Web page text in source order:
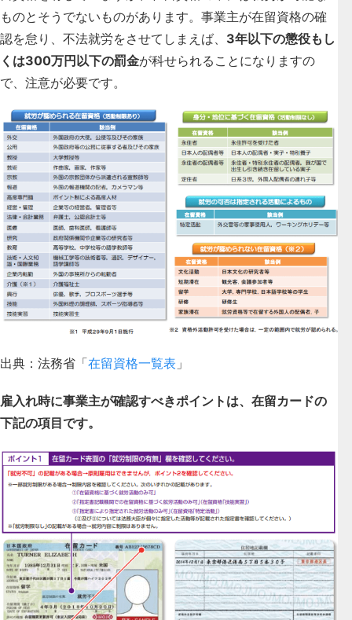
ものとそうでないものがあります。事業主が在留資格の確
認を怠り、不法就労をさせてしまえば、 3年以下の懲役もし
くは300万円以下の罰金が科せられることになりますの
で、注意が必要です。
出典：法務省「在留資格一覧表 」
雇入れ時に事業主が確認すべきポイントは、在留カードの
下記の項目です。